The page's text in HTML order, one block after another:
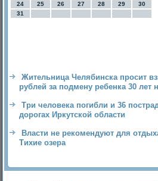
24
25 26 27 28 29
30
31
Жительница Челябинска просит
рублей за подмену ребенка 30 лет
Три человека погибли и 36
дорогах Иркутской области
Власти не рекомендуют для
Тихие озера